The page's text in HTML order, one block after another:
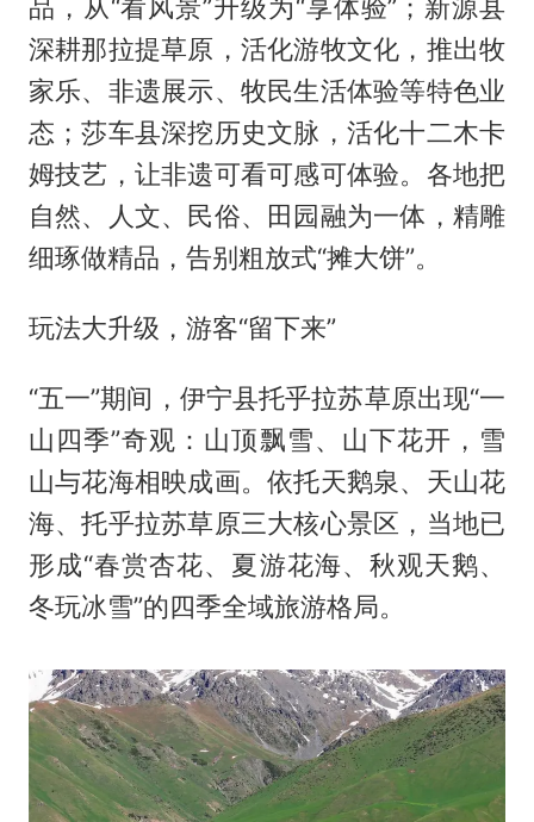
品，从“看风景”升级为“享体验”；新源县
深耕那拉提草原，活化游牧文化，推出牧
家乐、非遗展示、牧民生活体验等特色业
态；莎车县深挖历史文脉，活化十二木卡
姆技艺，让非遗可看可感可体验。各地把
自然、人文、民俗、田园融为一体，精雕
细琢做精品，告别粗放式“摊大饼”。
玩法大升级，游客“留下来”
“五一”期间，伊宁县托乎拉苏草原出现“一
山四季”奇观：山顶飘雪、山下花开，雪
山与花海相映成画。依托天鹅泉、天山花
海、托乎拉苏草原三大核心景区，当地已
形成“春赏杏花、夏游花海、秋观天鹅、
冬玩冰雪”的四季全域旅游格局。